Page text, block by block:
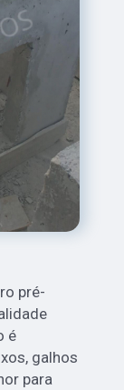
pré-
é
galhos
para